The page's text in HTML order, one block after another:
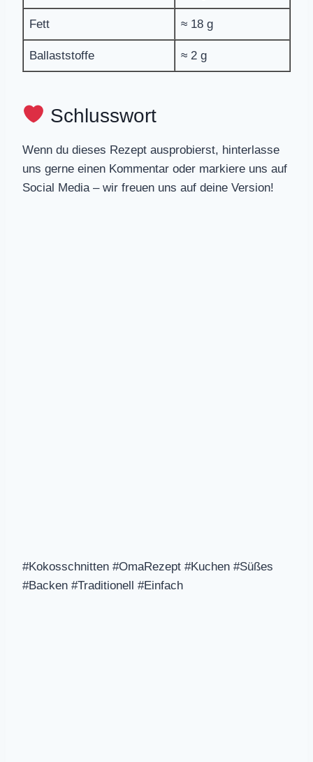
Fett ≈ 18 g
Ballaststoffe ≈ 2 g
Schlusswort
Wenn du dieses Rezept ausprobierst, hinterlasse
uns gerne einen Kommentar oder markiere uns auf
Social Media – wir freuen uns auf deine Version!
#Kokosschnitten #OmaRezept #Kuchen #Süßes
#Backen #Traditionell #Einfach